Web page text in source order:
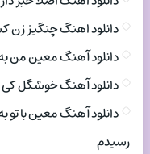
دانلود اهنگ چنگیز
دانلود آهنگ معین من
دانلود آهنگ خوشگل کی
دانلود آهنگ معین با
رسیدم